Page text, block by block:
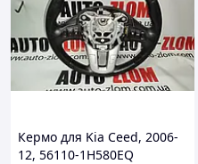
Кермо для Kia Ceed, 2006-
12, 56110-1H580EQ